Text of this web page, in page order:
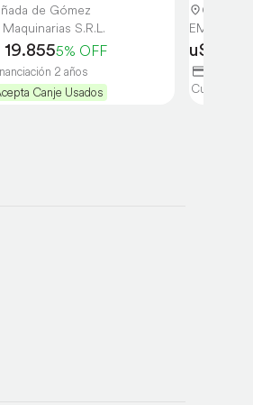
de Gómez
S.R.L.
5% OFF
2 años
Canje Usados
Cañada
EMT
u$s
Cuotas sin